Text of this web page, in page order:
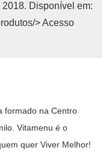
Disponível em:
> Acesso
formado na Centro
Vitamenu é o
quer Viver Melhor!